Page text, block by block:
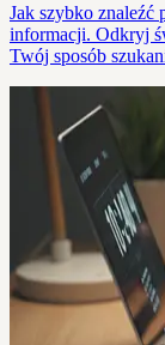
Jak szybko znaleźć
informacji. Odkryj
Twój sposób